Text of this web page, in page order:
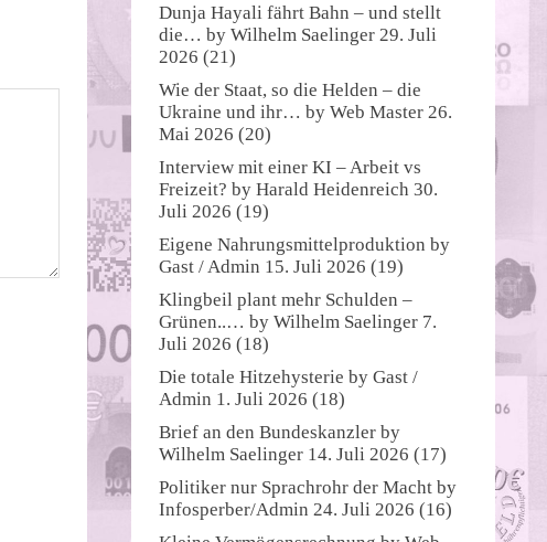
Dunja Hayali fährt Bahn – und stellt
die… by Wilhelm Saelinger 29. Juli
2026 (21)
Wie der Staat, so die Helden – die
Ukraine und ihr… by Web Master 26.
Mai 2026 (20)
Interview mit einer KI – Arbeit vs
Freizeit? by Harald Heidenreich 30.
Juli 2026 (19)
Eigene Nahrungsmittelproduktion by
Gast / Admin 15. Juli 2026 (19)
Klingbeil plant mehr Schulden –
Grünen..… by Wilhelm Saelinger 7.
Juli 2026 (18)
Die totale Hitzehysterie by Gast /
Admin 1. Juli 2026 (18)
Brief an den Bundeskanzler by
Wilhelm Saelinger 14. Juli 2026 (17)
Politiker nur Sprachrohr der Macht by
Infosperber/Admin 24. Juli 2026 (16)